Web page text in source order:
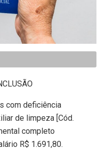
com deficiência
de limpeza [Cód.
completo
R$ 1.691,80.